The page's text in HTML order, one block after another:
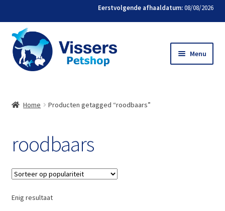
Eerstvolgende afhaaldatum:08/08/2026
Menu
Bestellen
Favorieten
Home Producten getagged “roodbaars”
roodbaars
Enig resultaat